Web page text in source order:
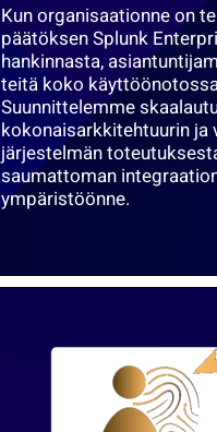
Kun organisaationne on
päätöksen Splunk
hankinnasta,
teitä koko
Suunnittelemme
kokonaisarkkitehtuurin ja
järjestelmän
saumattoman
ympäristöönne.